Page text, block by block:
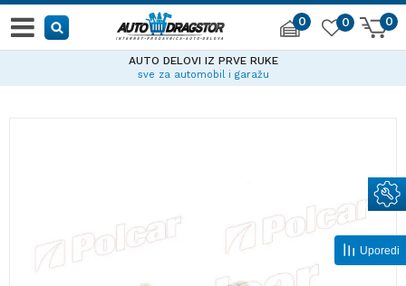
0 0
0
AUTO DELOVI IZ PRVE RUKE
sve za automobil i garažu
Uporedi